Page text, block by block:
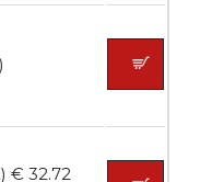
2в1
БЕЗПЛАТНО
€ 32.72